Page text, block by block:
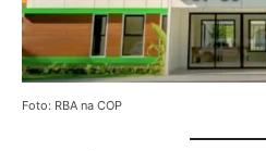
Foto: RBA na COP